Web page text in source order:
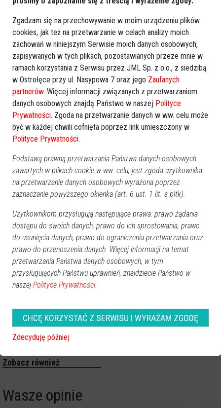
Więcej o:Motoserce Ostrołęka ,Klub Motocyklowy Perun
parada motocykli,mobilny punkt krwiodawstwa,konkurs z
nagrodami.
Zobacz również
Wasze opinie
Zgadzam się na przechowywanie w moim urządzeniu plików
cookies, jak też na przetwarzanie w celach analizy moich
zachowań w niniejszym Serwisie moich danych osobowych,
zapisywanych w tych plikach, pozostawianych przeze mnie w
ramach korzystania z Serwisu przez JML Sp. z o.o., z siedzibą
w Ostrołęce przy ul. Nasypowa 7 oraz jego Zaufanych
partnerów. Więcej informacji związanych z przetwarzaniem
danych osobowych znajdą Państwo w naszej Polityce
Prywatności. Zgoda na przetwarzanie danych w ww. celu może
być w każdej chwili cofnięta poprzez link umieszczony w
Polityce Prywatności.
Podstawą prawną przetwarzania Państwa danych osobowych
zawartych w plikach cookie w ww. celu, jest zgoda użytkownika
na przetwarzanie danych osobowych wyrażona poprzez
zaznaczanie powyższego okienka (art. 6 ust. 1 lit. a pltk).
Użytkownikom przysługują następujące prawa: prawo żądania
dostępu do swoich danych, prawo do ich sprostowania, prawo
do usunięcia danych, prawo do ograniczenia przetwarzania oraz
prawo do przenoszenia danych. Więcej informacji na temat
przetwarzania Państwa danych osobowych, w tym
przysługujących Państwu uprawnień, znajdziecie Państwo w
naszej Polityce Prywatności.
CHCĘ KORZYSTAĆ Z SERWISU I WYRAŻAM ZGODĘ
Zdecyduję później